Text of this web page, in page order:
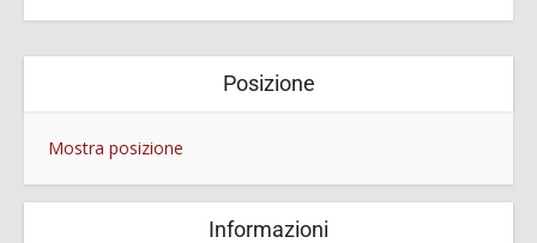
Posizione
Mostra posizione
Informazioni